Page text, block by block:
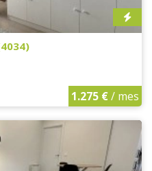
1.275 €/ mes